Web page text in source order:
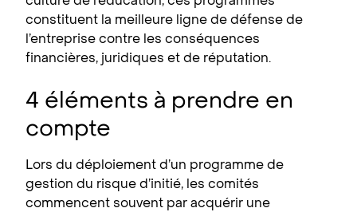
constituent la meilleure ligne de défense de
l’entreprise contre les conséquences
financières, juridiques et de réputation.
4 éléments à prendre en
compte
Lors du déploiement d’un programme de
gestion du risque d’initié, les comités
commencent souvent par acquérir une